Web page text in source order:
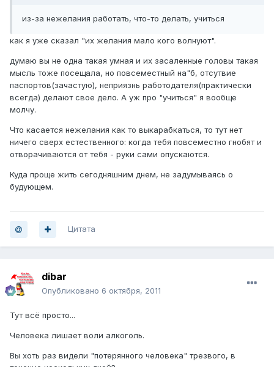
из-за нежелания работать, что-то делать, учиться
как я уже сказал "их желания мало кого волнуют".
думаю вы не одна такая умная и их засаленные головы такая
мысль тоже посещала, но повсеместный на"б, отсутвие
паспортов(зачастую), неприязнь работодателя(практически
всегда) делают свое дело. А уж про "учиться" я вообще
молчу.
Что касается нежелания как то выкарабкаться, то тут нет
ничего сверх естественного: когда тебя повсеместно гнобят и
отворачиваются от тебя - руки сами опускаются.
Куда проще жить сегодняшним днем, не задумываясь о
будующем.
Цитата
dibar
Опубликовано 6 октября, 2011
Тут всё просто...
Человека лишает воли алкоголь.
Вы хоть раз видели "потерянного человека" трезвого, в